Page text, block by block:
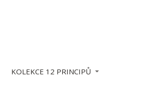
KOLEKCE 12 PRINCIPŮ